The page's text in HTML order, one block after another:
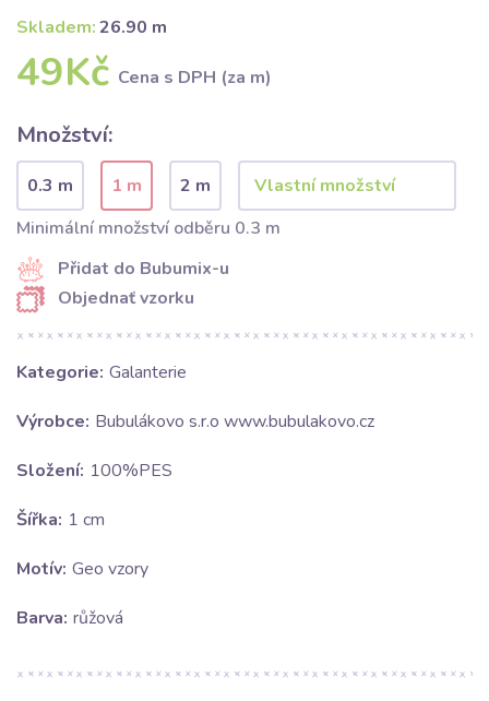
Skladem:26.90 m
49Kč Cena s DPH (za m)
Množství:
0.3 m 1 m
2 m
Minimální množství odběru 0.3 m
Přidat do Bubumix-u
Objednať vzorku
Kategorie: Galanterie
Výrobce: Bubulákovo s.r.o www.bubulakovo.cz
Složení: 100%PES
Šířka: 1 cm
Motív: Geo vzory
Barva: růžová